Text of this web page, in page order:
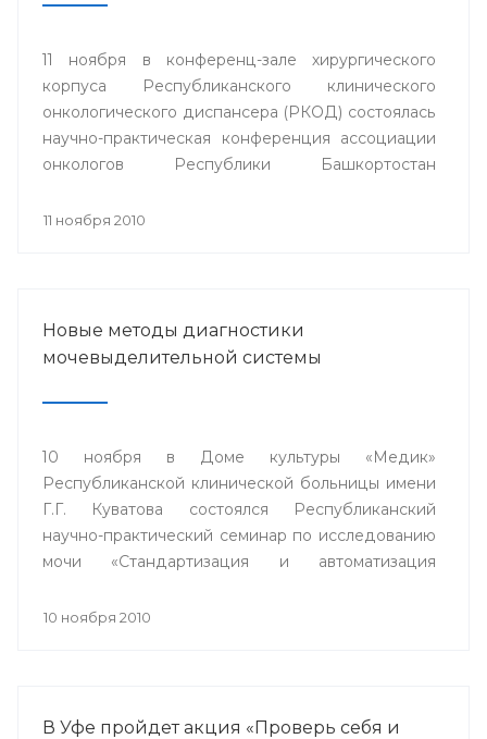
11 ноября в конференц-зале хирургического
корпуса Республиканского клинического
онкологического диспансера (РКОД) состоялась
научно-практическая конференция ассоциации
онкологов Республики Башкортостан
основа прогресса онкологической науки и
11 ноября 2010
Новые методы диагностики
мочевыделительной системы
10 ноября в Доме культуры «Медик»
Республиканской клинической больницы имени
Г.Г. Куватова состоялся Республиканский
научно-практический семинар по исследованию
мочи «Стандартизация и автоматизация
исследования».
10 ноября 2010
В Уфе пройдет акция «Проверь себя и